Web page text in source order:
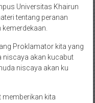
Universitas Khairun
tentang peranan
Proklamator kita yang
niscaya akan kucabut
niscaya akan ku
memberikan kita